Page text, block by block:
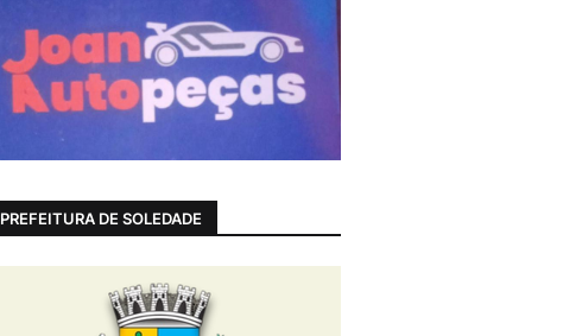
PREFEITURA DE SOLEDADE